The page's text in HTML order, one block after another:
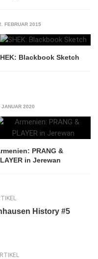
FEBRUAR 2015
Blackbook Sketch
JANUAR 2020
PRANG &
in Jerewan
History #5